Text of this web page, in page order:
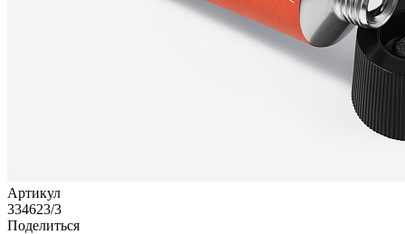
Артикул
334623/3
Поделиться